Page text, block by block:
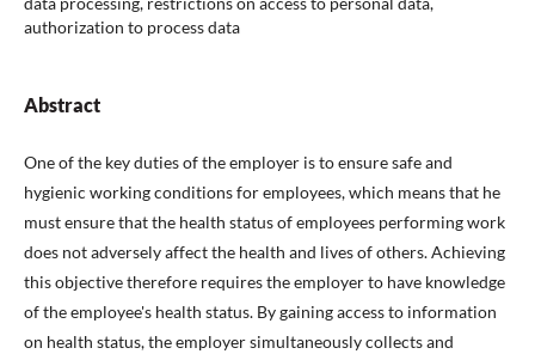
authorization to process data
Abstract
One of the key duties of the employer is to ensure safe and
hygienic working conditions for employees, which means that he
must ensure that the health status of employees performing work
does not adversely affect the health and lives of others. Achieving
this objective therefore requires the employer to have knowledge
of the employee's health status. By gaining access to information
on health status, the employer simultaneously collects and